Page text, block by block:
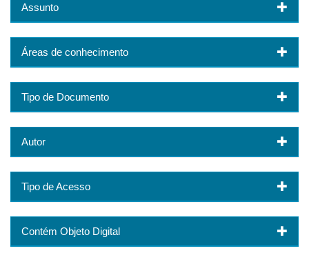
Assunto
Áreas de conhecimento
Tipo de Documento
Autor
Tipo de Acesso
Contém Objeto Digital